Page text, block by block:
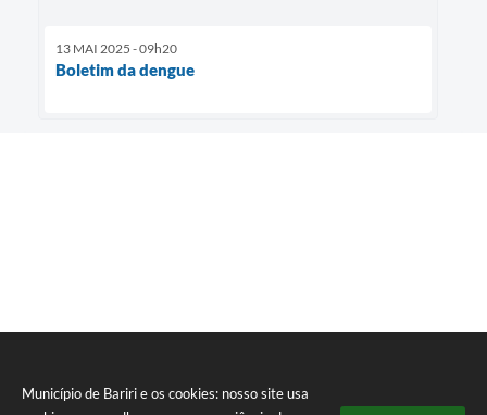
Município de Bariri e os cookies: nosso site usa
13 MAI 2025 - 09h20
Boletim da dengue